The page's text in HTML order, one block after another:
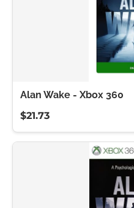
Alan Wake - Xbox 360
$21.73